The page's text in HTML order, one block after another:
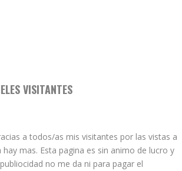
VISITANTES
a todos/as mis visitantes por las vistas a
mas. Esta pagina es sin animo de lucro y
no me da ni para pagar el